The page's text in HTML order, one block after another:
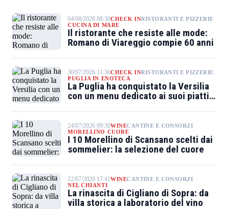
04/08/2026 08:30CHECK INRISTORANTI E PIZZERIE
CUCINA DI MARE
Il ristorante che resiste alle mode:
Romano di Viareggio compie 60 anni
30/07/2026 11:36CHECK INRISTORANTI E PIZZERIE
PUGLIA IN ENOTECA
La Puglia ha conquistato la Versilia
con un menu dedicato ai suoi piatti
24/07/2026 09:30WINECANTINE E CONSORZI
MORELLINO CUORE
I 10 Morellino di Scansano scelti dai
sommelier: la selezione del cuore
22/07/2026 17:41 WINECANTINE E CONSORZI
NEL CHIANTI
La rinascita di Cigliano di Sopra: da
villa storica a laboratorio del vino